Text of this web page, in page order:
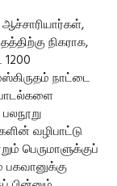
நிகராக,
நாட்டை
வழிபாட்டு
பெருமாளுக்குப்
பகவானுக்கு